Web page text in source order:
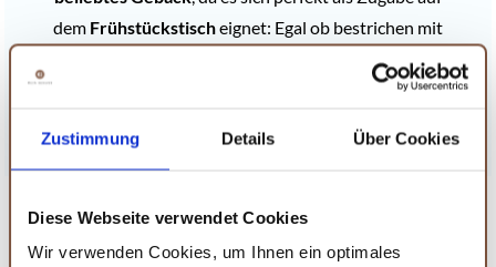
Zustimmung Details Über Cookies
Diese Webseite verwendet Cookies
Wir verwenden Cookies, um Ihnen ein optimales
dem Frühstückstischeignet: Egal ob bestrichen mit
selbstgemachter Marmelade –
dieser fluffige Zopf eignet sich als feine